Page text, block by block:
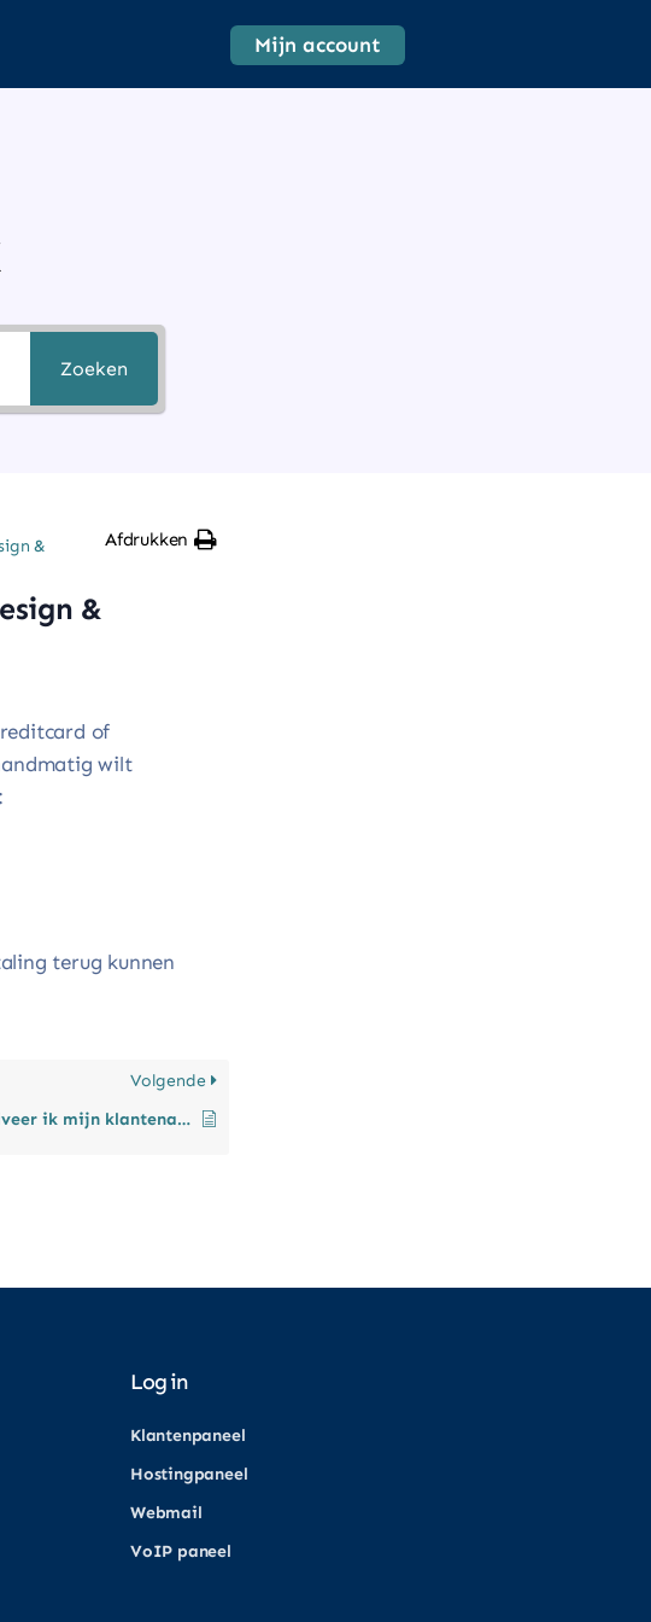
Mijn account
Zoeken
&
Afdrukken
&
of
wilt
terug kunnen
Volgende
Hoe activeer ik mijn klantenaccount?
Log in
Klantenpaneel
Hostingpaneel
Webmail
VoIP paneel